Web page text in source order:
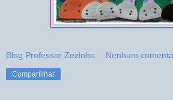
Blog Professor Zezinho Nenhum
Compartilhar